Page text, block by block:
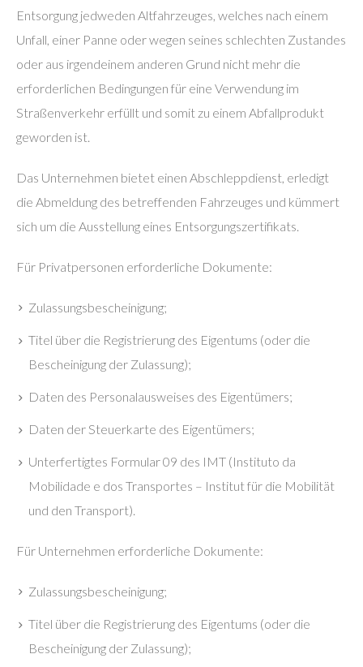
Entsorgung jedweden Altfahrzeuges, welches nach einem
Unfall, einer Panne oder wegen seines schlechten Zustandes
oder aus irgendeinem anderen Grund nicht mehr die
erforderlichen Bedingungen für eine Verwendung im
Straßenverkehr erfüllt und somit zu einem Abfallprodukt
geworden ist.
Das Unternehmen bietet einen Abschleppdienst, erledigt
die Abmeldung des betreffenden Fahrzeuges und kümmert
sich um die Ausstellung eines Entsorgungszertifikats.
Für Privatpersonen erforderliche Dokumente:
Zulassungsbescheinigung;
Titel über die Registrierung des Eigentums (oder die
Bescheinigung der Zulassung);
Daten des Personalausweises des Eigentümers;
Daten der Steuerkarte des Eigentümers;
Unterfertigtes Formular 09 des IMT (Instituto da
Mobilidade e dos Transportes – Institut für die Mobilität
und den Transport).
Für Unternehmen erforderliche Dokumente:
Zulassungsbescheinigung;
Titel über die Registrierung des Eigentums (oder die
Bescheinigung der Zulassung);